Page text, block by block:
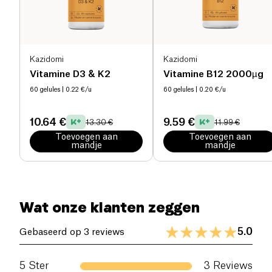
Kazidomi
Vitamine D3 & K2
60 gelules | 0.22 €/u
10.64 € 13.30 €
Toevoegen aan
mandje
Kazidomi
Vitamine B12 2000µg
60 gelules | 0.20 €/u
9.59 € 11.99 €
Toevoegen aan
mandje
Wat onze klanten zeggen
Gebaseerd op 3 reviews 5.0
5 Ster 3 Reviews